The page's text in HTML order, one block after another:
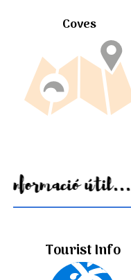
Coves
Informació útil...
Tourist Info